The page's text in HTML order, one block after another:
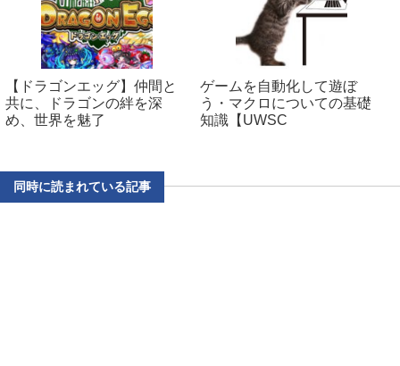
【ドラゴンエッグ】仲間と
共に、ドラゴンの絆を深
め、世界を魅了
ゲームを自動化して遊ぼ
う・マクロについての基礎
知識【UWSC
同時に読まれている記事